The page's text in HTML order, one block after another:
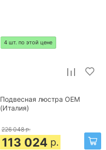
4 шт. по этой цене
Подвесная люстра OEM
(Италия)
226 048 р.
113 024 р.